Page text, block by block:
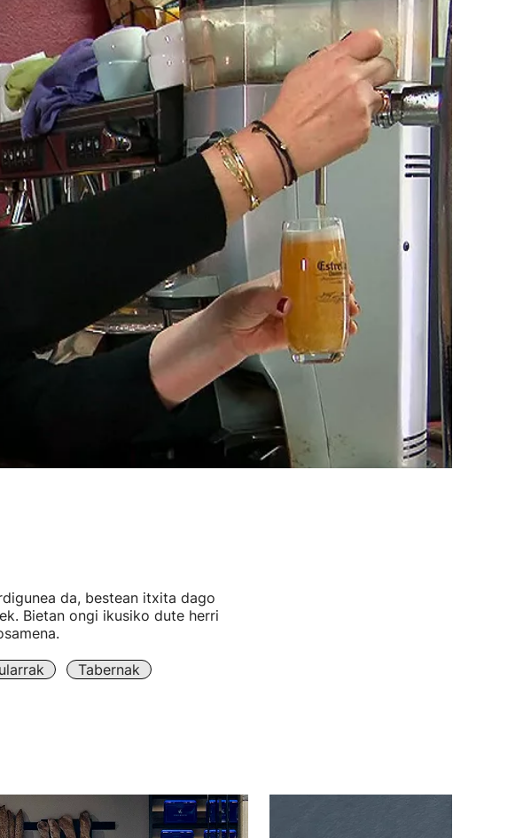
da, bestean itxita dago
Bietan ongi ikusiko dute herri
Tabernak